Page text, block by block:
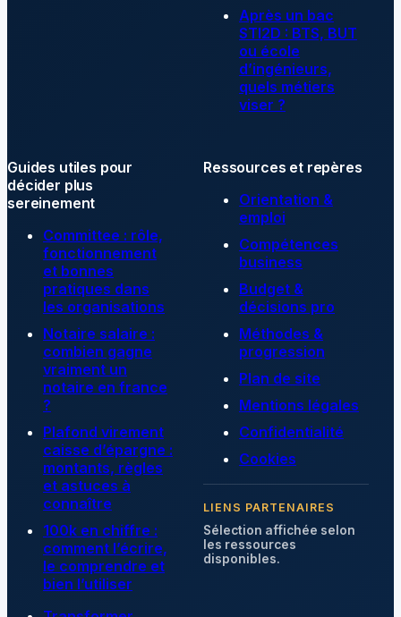
Après un bac
STI2D : BTS, BUT
ou école
d’ingénieurs,
quels métiers
viser ?
Guides utiles pour
décider plus
sereinement
Committee : rôle,
fonctionnement
et bonnes
pratiques dans
les organisations
Notaire salaire :
combien gagne
vraiment un
notaire en france
?
Plafond virement
caisse d’épargne :
montants, règles
et astuces à
connaître
100k en chiffre :
comment l’écrire,
le comprendre et
bien l’utiliser
Ressources et repères
Orientation &
emploi
Compétences
business
Budget &
décisions pro
Méthodes &
progression
Plan de site
Mentions légales
Confidentialité
Cookies
LIENS PARTENAIRES
Sélection affichée selon
les ressources
disponibles.